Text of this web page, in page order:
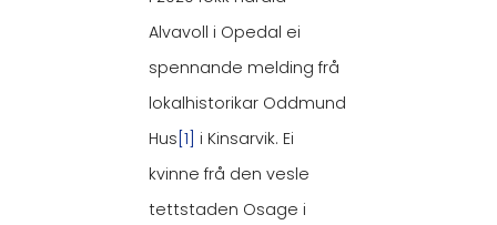
Alvavoll i Opedal ei
spennande melding frå
lokalhistorikar Oddmund
Hus [1] i Kinsarvik. Ei
kvinne frå den vesle
tettstaden Osage i